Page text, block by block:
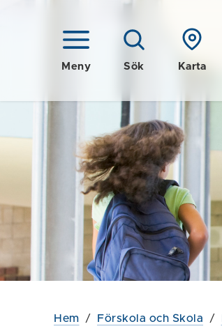
Meny Sök Karta
Hem / Förskola och Skola /